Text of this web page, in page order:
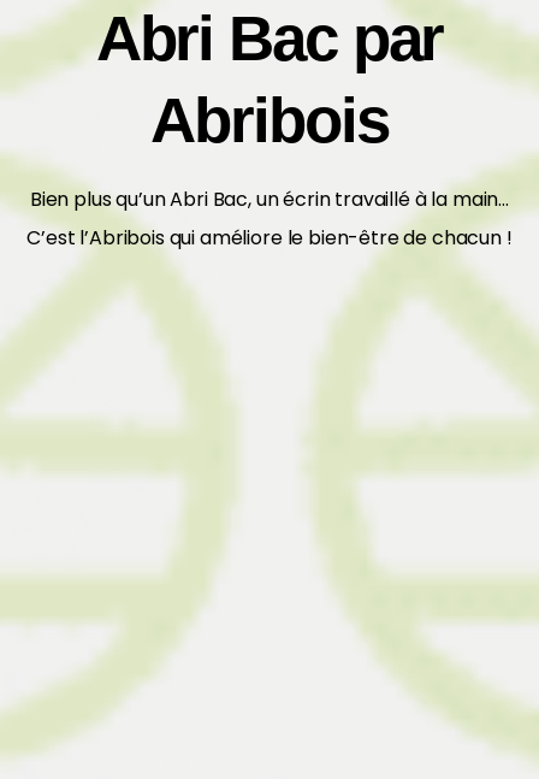
Abri Bac par
Abribois
Bien plus qu’un Abri Bac, un écrin travaillé à la main…
C’est l’Abribois qui améliore le bien-être de chacun !